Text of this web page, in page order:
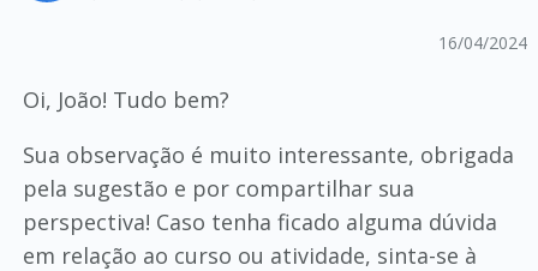
16/04/2024
Oi, João! Tudo bem?
Sua observação é muito interessante, obrigada
pela sugestão e por compartilhar sua
perspectiva! Caso tenha ficado alguma dúvida
em relação ao curso ou atividade, sinta-se à